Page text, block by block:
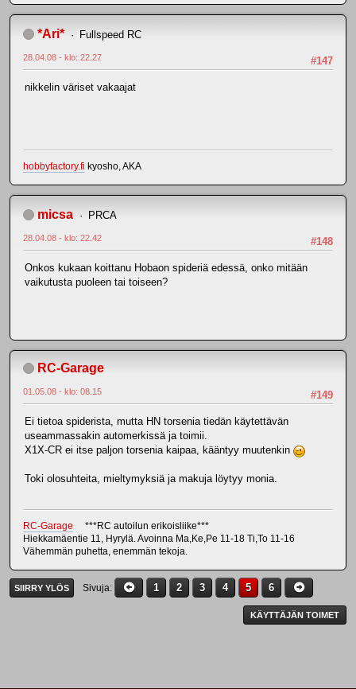
*Ari* Fullspeed RC
#147
28.04.08 - klo: 22.27
nikkelin väriset vakaajat
hobbyfactory.fi kyosho, AKA
micsa PRCA
#148
28.04.08 - klo: 22.42
Onkos kukaan koittanu Hobaon spideriä edessä, onko mitään
vaikutusta puoleen tai toiseen?
RC-Garage
#149
01.05.08 - klo: 08.15
Ei tietoa spiderista, mutta HN torsenia tiedän käytettävän
useammassakin automerkissä ja toimii.
X1X-CR ei itse paljon torsenia kaipaa, kääntyy muutenkin
Toki olosuhteita, mieltymyksiä ja makuja löytyy monia.
RC-Garage ***RC autoilun erikoisliike***
Hiekkamäentie 11, Hyrylä. Avoinna Ma,Ke,Pe 11-18 Ti,To 11-16
Vähemmän puhetta, enemmän tekoja.
SIIRRY YLÖS Sivuja 1 2 3 4 5 6
KÄYTTÄJÄN TOIMET